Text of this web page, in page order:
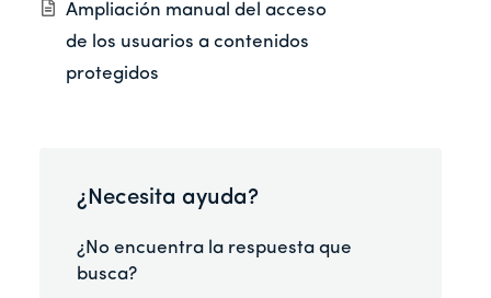
Ampliación manual del acceso
de los usuarios a contenidos
protegidos
¿Necesita ayuda?
¿No encuentra la respuesta que
busca?